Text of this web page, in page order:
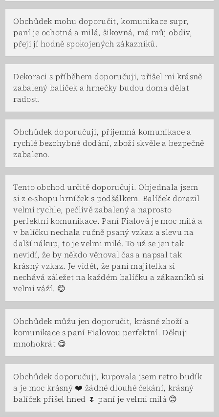
Obchůdek mohu doporučit, komunikace supr,
paní je ochotná a milá, šikovná, má můj obdiv,
přeji jí hodně spokojených zákazníků.
Dekoraci s příběhem doporučuji, přišel mi krásně
zabalený balíček a hrnečky budou doma dělat
radost.
Obchůdek doporučuji, příjemná komunikace a
rychlé bezchybné dodání, zboží skvěle a bezpečně
zabaleno.
Tento obchod určitě doporučuji. Objednala jsem
si z e-shopu hrníček s podšálkem. Balíček dorazil
velmi rychle, pečlivě zabalený a naprosto
perfektní komunikace. Paní Fialová je moc milá a
v balíčku nechala ručně psaný vzkaz a slevu na
další nákup, to je velmi milé. To už se jen tak
nevidí, že by někdo věnoval čas a napsal tak
krásný vzkaz. Je vidět, že paní majitelka si
nechává záležet na každém balíčku a zákazníků si
velmi váží. 😊
Obchůdek můžu jen doporučit, krásné zboží a
komunikace s paní Fialovou perfektní. Děkuji
mnohokrát 😋
Obchůdek doporučuji, kupovala jsem retro budík
a je moc krásný ❤️ žádné dlouhé čekání, krásný
balíček přišel hned 🌷 paní je velmi milá 😊